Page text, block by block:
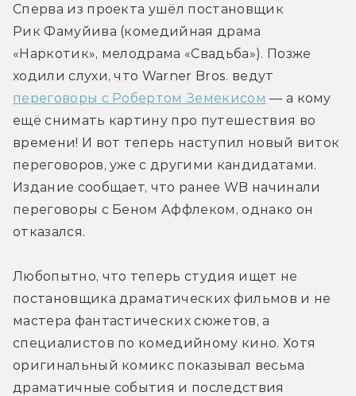
Сперва из проекта ушёл постановщик
Рик Фамуйива (комедийная драма
«Наркотик», мелодрама «Свадьба»). Позже
переговоры с Робертом Земекисом — а кому
ещё снимать картину про путешествия во
времени! И вот теперь наступил новый виток
переговоров, уже с другими кандидатами.
Издание сообщает, что ранее WB начинали
переговоры с Беном Аффлеком, однако он
отказался.
Любопытно, что теперь студия ищет не
постановщика драматических фильмов и не
мастера фантастических сюжетов, а
специалистов по комедийному кино. Хотя
оригинальный комикс показывал весьма
драматичные события и последствия